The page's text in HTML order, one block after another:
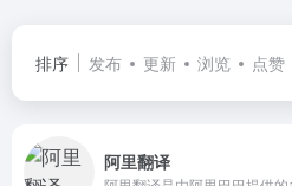
排序 发布 更新 浏览 点赞
阿里翻译